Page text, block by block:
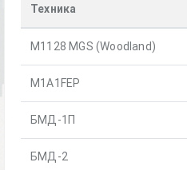
Техника
M1128 MGS (Woodland)
M1A1FEP
БМД-1П
БМД-2